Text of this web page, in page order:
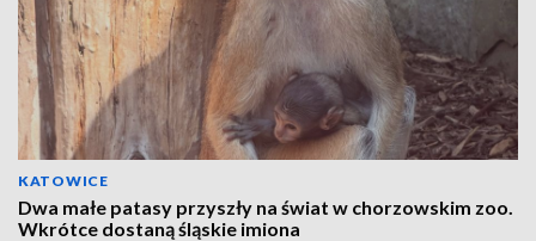
KATOWICE
Dwa małe patasy przyszły na świat w chorzowskim zoo.
Wkrótce dostaną śląskie imiona